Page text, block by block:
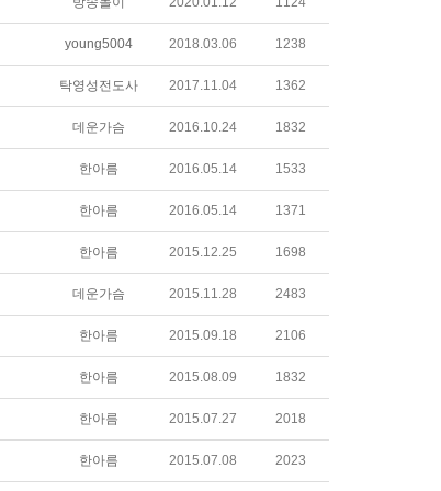
young5004 2018.03.06 1238
탁영성전도사 2017.11.04 1362
데운가슴 2016.10.24 1832
한아름 2016.05.14 1533
한아름 2016.05.14 1371
한아름 2015.12.25 1698
데운가슴 2015.11.28 2483
한아름 2015.09.18 2106
한아름 2015.08.09 1832
한아름 2015.07.27 2018
한아름 2015.07.08 2023